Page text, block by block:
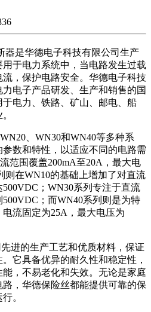
器是华德电子科技有限公司生产
于电力系统中，当电路发生过载
，保护电路安全。华德电子科技
电子产品研发、生产和销售的国
电力、铁路、矿山、邮电、船
、WN30和WN40等多种系
数和特性，以适应不同的电路需
范围覆盖200mA至20A，最大电
则在WN10的基础上增加了对直流
；WN30系列专注于直流
；而WN40系列则是为特
流固定为25A，最大电压为
进的生产工艺和优质材料，保证
它具备优异的耐久性和稳定性，
，不易老化和失效。无论是家庭
，华德保险丝都能提供可靠的保
。